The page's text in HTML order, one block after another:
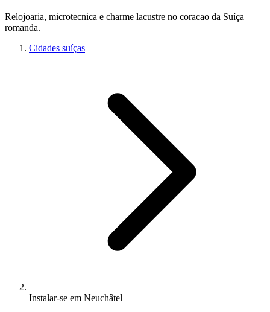
Relojoaria, microtecnica e charme lacustre no coracao da Suíça
romanda.
Cidades suíças
Instalar-se em Neuchâtel